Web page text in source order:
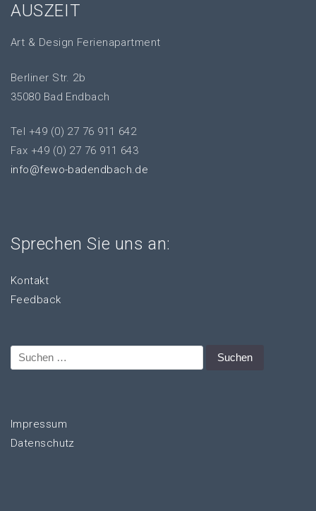
AUSZEIT
Art & Design Ferienapartment
Berliner Str. 2b
35080 Bad Endbach
Tel +49 (0) 27 76 911 642
Fax +49 (0) 27 76 911 643
info@fewo-badendbach.de
Sprechen Sie uns an:
Kontakt
Feedback
Suchen
nach:
Impressum
Datenschutz